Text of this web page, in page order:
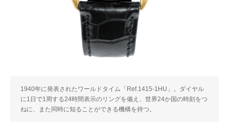
1940年に発表されたワールドタイム「Ref.1415-1HU」。ダイヤル
に1日で1周する24時間表示のリングを備え、世界24か国の時刻をつ
ねに、また同時に知ることができる機構を持つ。